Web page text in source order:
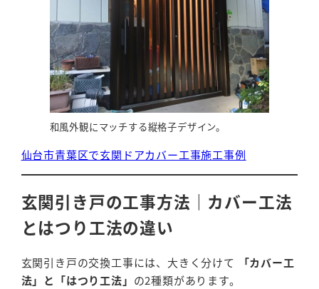
和風外観にマッチする縦格子デザイン。
仙台市青葉区で玄関ドアカバー工事施工事例
玄関引き戸の工事方法｜カバー工法
とはつり工法の違い
玄関引き戸の交換工事には、大きく分けて
「カバー工
法」と「はつり工法」 の2種類があります。